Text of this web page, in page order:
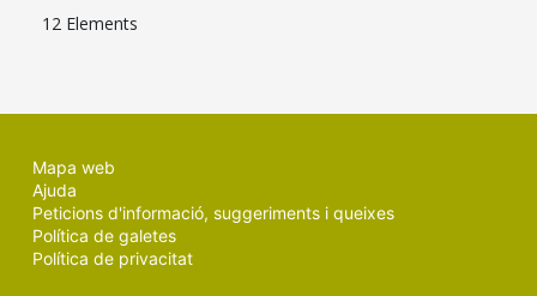
12 Elements
Mapa web
Ajuda
Peticions d'informació, suggeriments i queixes
Política de galetes
Política de privacitat